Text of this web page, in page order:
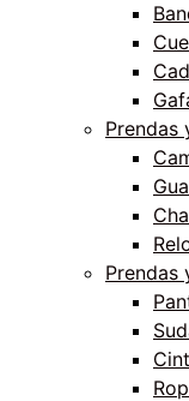
Prendas
Prendas